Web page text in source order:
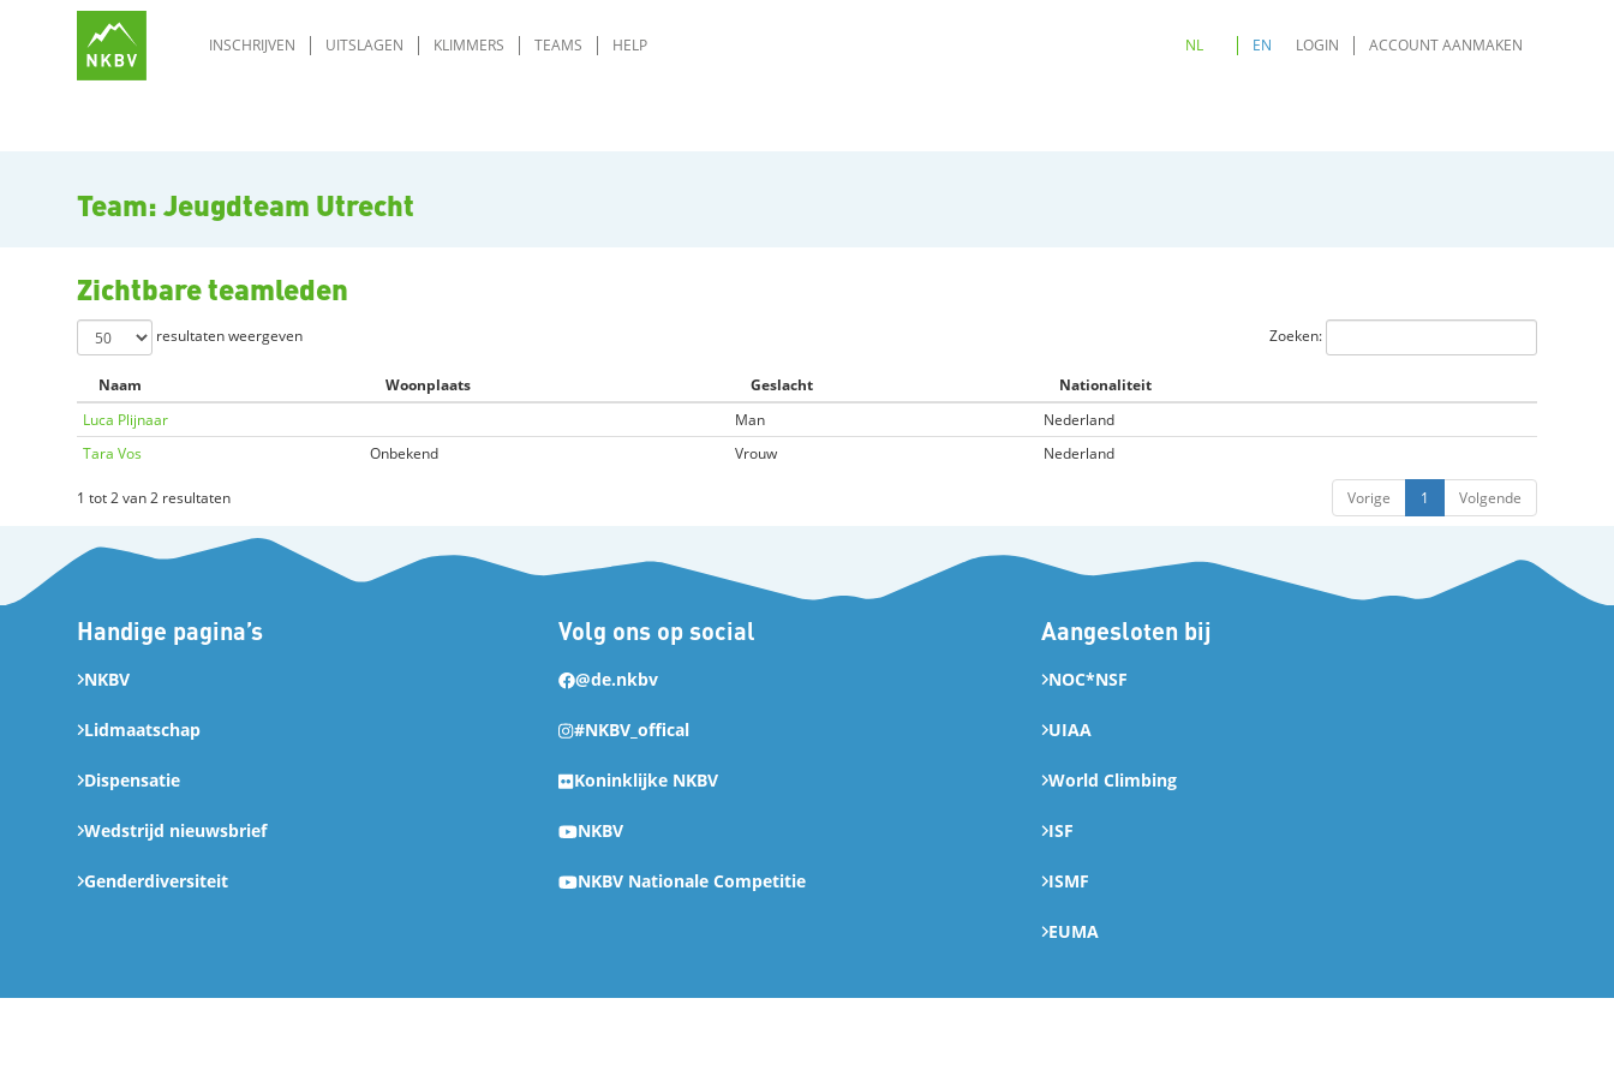
INSCHRIJVEN UITSLAGEN KLIMMERS TEAMS HELP NL EN LOGIN ACCOUNT AANMAKEN
Team: Jeugdteam Utrecht
Zichtbare teamleden
resultaten weergeven Zoeken:
Naam Woonplaats Geslacht
Nationaliteit
Luca Plijnaar
Man
Nederland
Tara Vos
Onbekend Vrouw Nederland
1 tot 2 van 2 resultaten Vorige 1 Volgende
Handige pagina’s
NKBV
Lidmaatschap
Dispensatie
Wedstrijd nieuwsbrief
Genderdiversiteit
Volg ons op social
@de.nkbv
#NKBV_offical
Koninklijke NKBV
NKBV
NKBV Nationale Competitie
Aangesloten bij
NOC*NSF
UIAA
World Climbing
ISF
ISMF
EUMA